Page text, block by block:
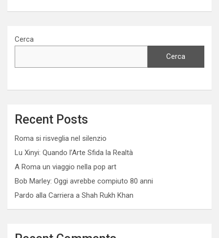
Cerca
Cerca
Recent Posts
Roma si risveglia nel silenzio
Lu Xinyi: Quando l’Arte Sfida la Realtà
A Roma un viaggio nella pop art
Bob Marley: Oggi avrebbe compiuto 80 anni
Pardo alla Carriera a Shah Rukh Khan